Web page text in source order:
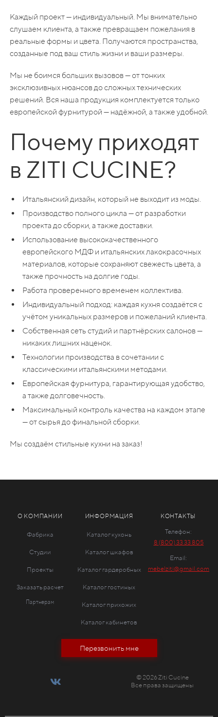
Каждый проект — индивидуальный. Мы внимательно
слушаем клиента, а также превращаем пожелания в
реальные формы и цвета. Получаются пространства,
созданные под ваш стиль жизни и ваши размеры.
Мы не боимся больших вызовов — от тонких
эксклюзивных нюансов до сложных технических
решений. Вся наша продукция комплектуется только
европейской фурнитурой — надёжной, а также удобной.
Почему приходят
в ZITI CUCINE?
Итальянский дизайн, который не выходит из моды.
Производство полного цикла — от разработки
проекта до сборки, а также доставки.
Использование высококачественного
европейского МДФ и итальянских лакокрасочных
материалов, которые сохраняют свежесть цвета, а
также прочность на долгие годы.
Работа проверенного временем коллектива.
Индивидуальный подход: каждая кухня создаётся с
учётом уникальных размеров и пожеланий клиента.
Собственная сеть студий и партнёрских салонов —
никаких лишних наценок.
Технологии производства в сочетании с
классическими итальянскими методами.
Европейская фурнитура, гарантирующая удобство,
а также долговечность.
Максимальный контроль качества на каждом этапе
— от сырья до финальной сборки.
Мы создаём стильные кухни на заказ!
О КОМПАНИИ
Фабрика
Студии
Проекты
Заказать расчет
Партнерам
ИНФОРМАЦИЯ
Каталог кухонь
Каталог шкафов
Каталог гардеробных
Каталог гостиных
Каталог прихожих
Каталог кабинетов
КОНТАКТЫ
Телефон:
8 (800) 33 33 805
Email:
mebelziti@gmail.com
Перезвонить мне
© 2026 Ziti Cucine
Все права защищены